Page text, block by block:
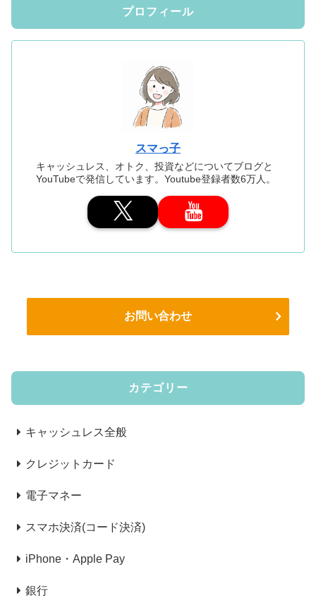
プロフィール
スマっ子
キャッシュレス、オトク、投資などについてブログと
YouTubeで発信しています。Youtube登録者数6万人。
お問い合わせ
カテゴリー
キャッシュレス全般
クレジットカード
電子マネー
スマホ決済(コード決済)
iPhone・Apple Pay
銀行